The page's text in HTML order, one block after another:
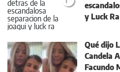
y Luck Ra
Qué dijo
Candela
Facundo